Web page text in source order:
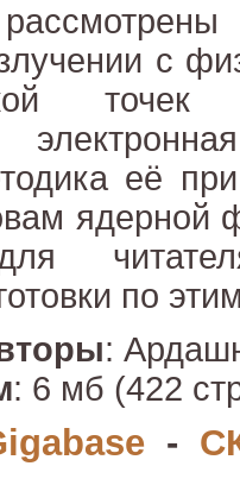
с
точек
её
ядерной
по
:
: 6 мб (422
-